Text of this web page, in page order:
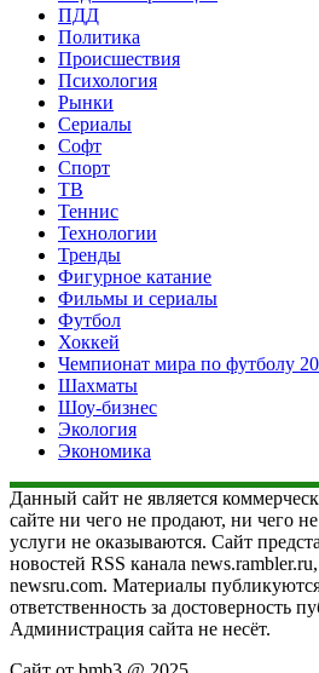
ПДД
Политика
Происшествия
Психология
Рынки
Сериалы
Софт
Спорт
ТВ
Теннис
Технологии
Тренды
Фигурное катание
Фильмы и сериалы
Футбол
Хоккей
Чемпионат мира по футболу
Шахматы
Шоу-бизнес
Экология
Экономика
Данный сайт не является
сайте ни чего не продают, ни чего
услуги не оказываются. Сайт
новостей RSS канала
newsru.com. Материалы
ответственность за достоверность
Администрация сайта не несёт.